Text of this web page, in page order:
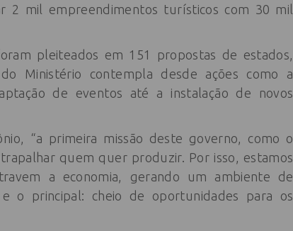
2 mil empreendimentos turísticos com 30 mil
pleiteados em 151 propostas de estados,
Ministério contempla desde ações como a
de eventos até a instalação de novos
“a primeira missão deste governo, como o
quem quer produzir. Por isso, estamos
a economia, gerando um ambiente de
o principal: cheio de oportunidades para os